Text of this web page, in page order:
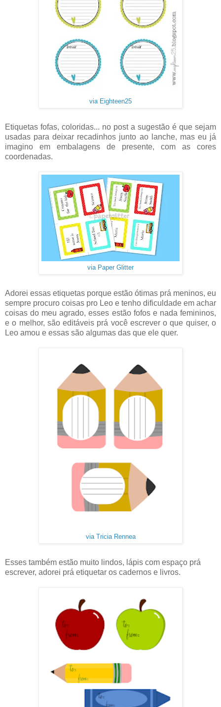
via Eighteen25
Etiquetas fofas, coloridas... no post a sugestão é que sejam
usadas para deixar recadinhos junto ao lanche, mas eu já
imagino em embalagens de presente, com as cores
coordenadas.
via Paper Glitter
Adorei essas etiquetas porque estão ótimas prá meninos, eu
sempre procuro coisas pro Leo e tenho dificuldade em achar
coisas do meu agrado, esses estão fofos e nada femininos,
e o melhor, são editáveis prá você escrever o que quiser, o
Leo amou e essas são algumas das que ele quer.
via Tricia Rennea
Esses também estão muito lindos, lápis com espaço prá
escrever, adorei prá etiquetar os cadernos e livros.